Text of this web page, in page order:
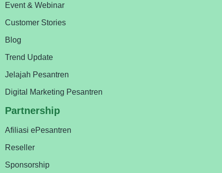
Event & Webinar
Customer Stories
Blog
Trend Update
Jelajah Pesantren
Digital Marketing Pesantren
Partnership
Afiliasi ePesantren
Reseller
Sponsorship